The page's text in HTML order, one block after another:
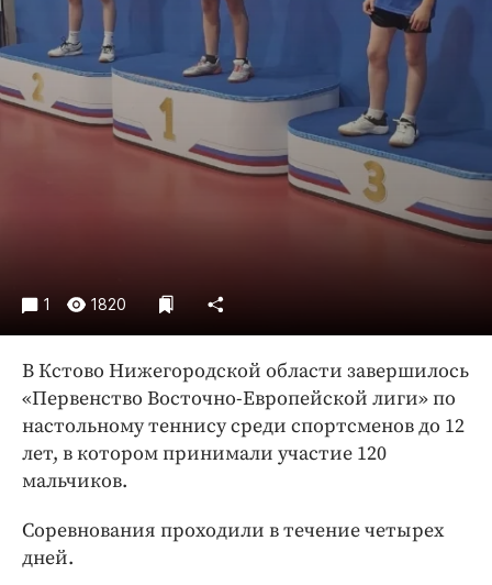
Экономика и бизнес
ПРОЕКТЫ
Блоги
Издания
Медиаперсона
Работодатель года
1 1820
В Кстово Нижегородской области завершилось
«Первенство Восточно-Европейской лиги» по
настольному теннису среди спортсменов до 12
лет, в котором принимали участие 120
мальчиков.
Соревнования проходили в течение четырех
дней.